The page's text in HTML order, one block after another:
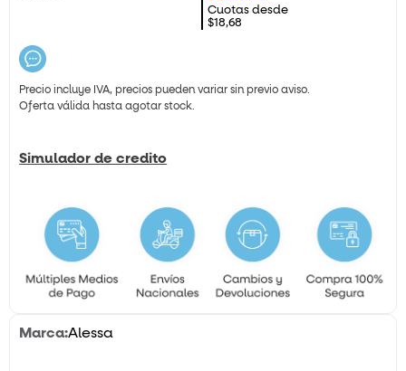
Cuotas desde
$18,68
Precio incluye IVA, precios pueden variar sin previo aviso.
Oferta válida hasta agotar stock.
Simulador de credito
Alessa